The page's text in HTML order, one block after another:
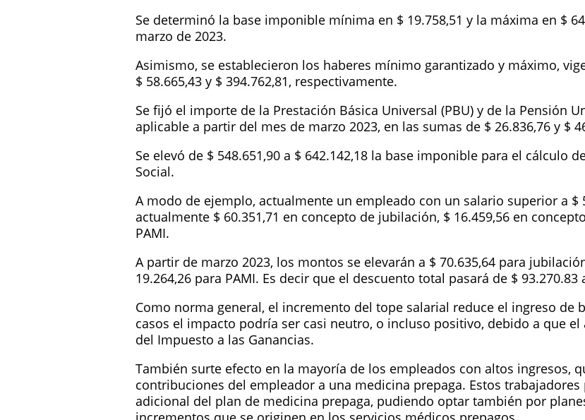
Se determinó la base imponible mínima en $ 19.758,51 y la máxima en $
marzo de 2023.
Asimismo, se establecieron los haberes mínimo garantizado y máximo,
$ 58.665,43 y $ 394.762,81, respectivamente.
Se fijó el importe de la Prestación Básica Universal (PBU) y de la Pensión
aplicable a partir del mes de marzo 2023, en las sumas de $ 26.836,76 y $
Se elevó de $ 548.651,90 a $ 642.142,18 la base imponible para el cálculo
Social.
A modo de ejemplo, actualmente un empleado con un salario superior a $
actualmente $ 60.351,71 en concepto de jubilación, $ 16.459,56 en
PAMI.
A partir de marzo 2023, los montos se elevarán a $ 70.635,64 para
19.264,26 para PAMI. Es decir que el descuento total pasará de $ 93.270.83
Como norma general, el incremento del tope salarial reduce el ingreso de
casos el impacto podría ser casi neutro, o incluso positivo, debido a que
del Impuesto a las Ganancias.
También surte efecto en la mayoría de los empleados con altos ingresos,
contribuciones del empleador a una medicina prepaga. Estos
adicional del plan de medicina prepaga, pudiendo optar también por